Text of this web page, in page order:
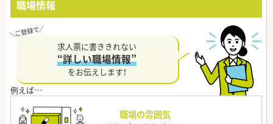
職場情報
求人票に書ききれない
“詳しい職場情報”
をお伝えします！
職場の雰囲気